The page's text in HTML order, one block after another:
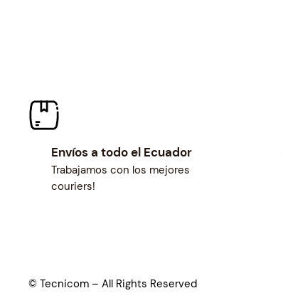
Envíos a todo el Ecuador
Trabajamos con los mejores
couriers!
© Tecnicom – All Rights Reserved